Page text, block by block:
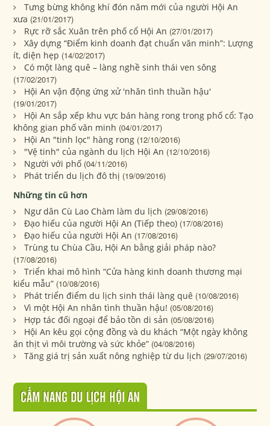
Tưng bừng không khí đón năm mới của người Hội An
xưa (21/01/2017)
Rực rỡ sắc Xuân trên phố cổ Hội An (27/01/2017)
Xây dựng “Điểm kinh doanh đạt chuẩn văn minh”: Lượng
ít, diện hẹp (14/02/2017)
Có một làng quê – làng nghề sinh thái ven sông
(17/02/2017)
Hội An vận động ứng xử 'nhân tình thuần hậu'
(19/01/2017)
Hội An sắp xếp khu vực bán hàng rong trong phố cổ: Tạo
không gian phố văn minh (04/01/2017)
Hội An "tinh lọc" hàng rong (12/10/2016)
"Vệ tinh" của ngành du lịch Hội An (12/10/2016)
Người với phố (04/11/2016)
Phát triển du lịch đô thị (19/09/2016)
Những tin cũ hơn
Ngư dân Cù Lao Chàm làm du lịch (29/08/2016)
Đạo hiếu của người Hội An (Tiếp theo) (17/08/2016)
Đạo hiếu của người Hội An (17/08/2016)
Trùng tu Chùa Cầu, Hội An bằng giải pháp nào?
(17/08/2016)
Triển khai mô hình “Cửa hàng kinh doanh thương mại
kiểu mẫu” (10/08/2016)
Phát triển điểm du lịch sinh thái làng quê (10/08/2016)
Vì một Hội An nhân tình thuần hậu! (05/08/2016)
Hợp tác đối ngoại để bảo tồn di sản (05/08/2016)
Hội An kêu gọi cộng đồng và du khách “Một ngày không
ăn thịt vì môi trường và sức khỏe” (04/08/2016)
Tăng giá trị sản xuất nông nghiệp từ du lịch (29/07/2016)
CẨM NANG DU LỊCH HỘI AN